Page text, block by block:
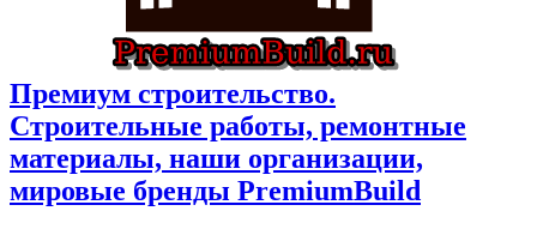
Премиум cтроительство.
Cтроительные работы, ремонтные
материалы, наши организации,
мировые бренды PremiumBuild